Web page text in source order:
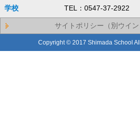
学校
TEL：0547-37-2922
サイトポリシー（別ウイン
Copyright © 2017 Shimada School